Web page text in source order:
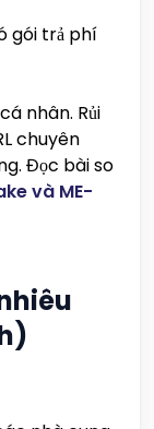
gói trả phí
nhân. Rủi
chuyên
Đọc bài so
và ME-